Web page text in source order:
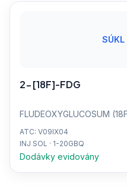
2-[18F]-FDG
FLUDEOXYGLUCOSUM
ATC: V09IX04
INJ SOL · 1-20GBQ
Dodávky evidovány